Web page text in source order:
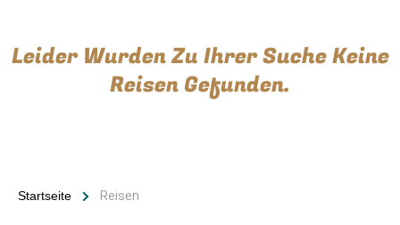
Leider Wurden Zu Ihrer Suche Keine
Reisen Gefunden.
Startseite Reisen